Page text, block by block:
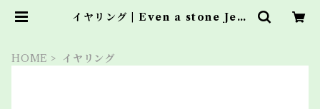
イヤリング | Even a stone Jew
HOME イヤリング